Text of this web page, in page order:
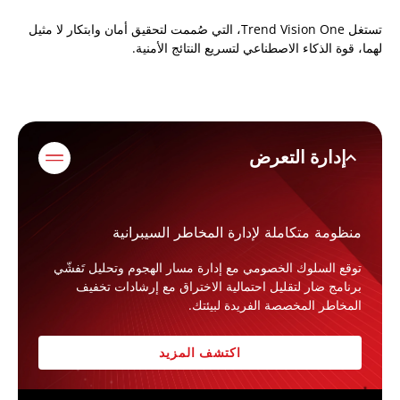
تستغل Trend Vision One، التي صُممت لتحقيق أمان وابتكار لا مثيل
لهما، قوة الذكاء الاصطناعي لتسريع النتائج الأمنية.
إدارة التعرضexpand_less
منظومة متكاملة لإدارة المخاطر السيبرانية
توقع السلوك الخصومي مع إدارة مسار الهجوم وتحليل تَفشّي
برنامج ضار لتقليل احتمالية الاختراق مع إرشادات تخفيف
المخاطر المخصصة الفريدة لبيئتك.
اكتشف المزيد